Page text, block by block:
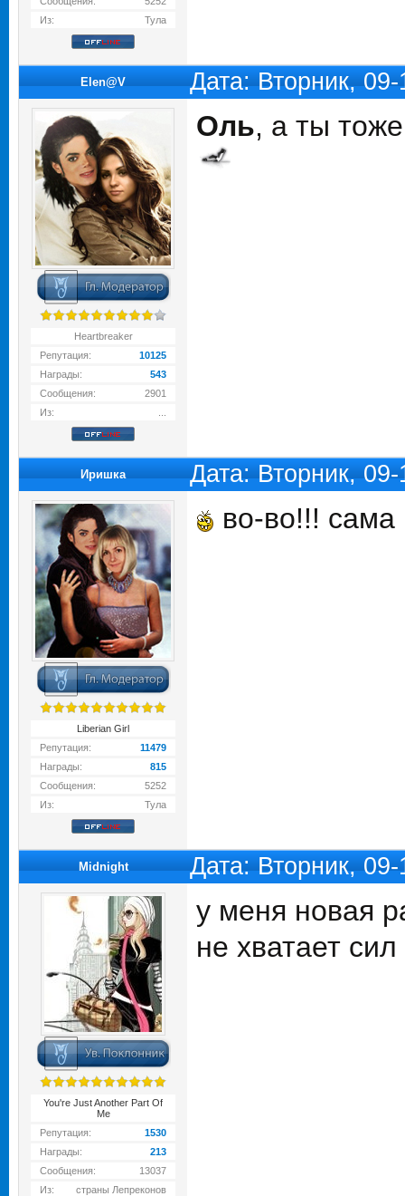
Из:
Тула
Elen@V Дата: Вторник,
Heartbreaker
Репутация:
10125
Награды:
543
Сообщения:
2901
Из:
Оль, а ты
Иришка Дата: Вторник,
Liberian Girl
Репутация:
11479
Награды:
815
Сообщения:
5252
Из:
Тула
во-во!!!
Midnight Дата: Вторник,
You're Just Another Part Of
Me
Репутация:
1530
Награды:
213
Сообщения:
13037
Из:
страны Лепреконов
у меня новая
не хватает